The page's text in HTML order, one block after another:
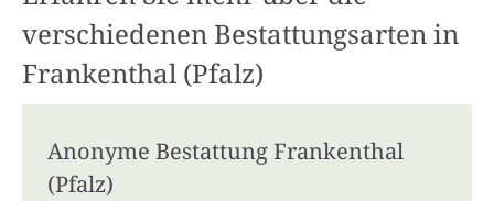
verschiedenen Bestattungsarten in
Frankenthal (Pfalz)
Anonyme Bestattung Frankenthal
(Pfalz)